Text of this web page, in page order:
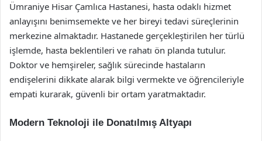
Ümraniye Hisar Çamlıca Hastanesi, hasta odaklı hizmet
anlayışını benimsemekte ve her bireyi tedavi süreçlerinin
merkezine almaktadır. Hastanede gerçekleştirilen her türlü
işlemde, hasta beklentileri ve rahatı ön planda tutulur.
Doktor ve hemşireler, sağlık sürecinde hastaların
endişelerini dikkate alarak bilgi vermekte ve öğrencileriyle
empati kurarak, güvenli bir ortam yaratmaktadır.
Modern Teknoloji ile Donatılmış Altyapı